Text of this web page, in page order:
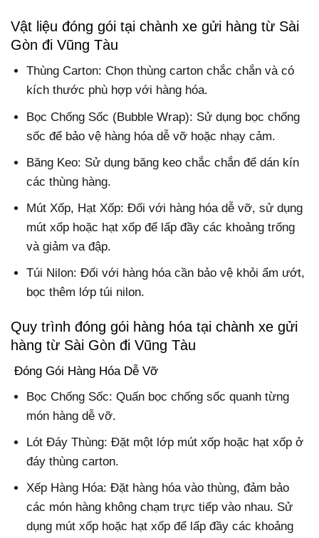
Vật liệu đóng gói tại chành xe gửi hàng từ Sài
Gòn đi Vũng Tàu
Thùng Carton: Chọn thùng carton chắc chắn và có
kích thước phù hợp với hàng hóa.
Bọc Chống Sốc (Bubble Wrap): Sử dụng bọc chống
sốc để bảo vệ hàng hóa dễ vỡ hoặc nhạy cảm.
Băng Keo: Sử dụng băng keo chắc chắn để dán kín
các thùng hàng.
Mút Xốp, Hạt Xốp: Đối với hàng hóa dễ vỡ, sử dụng
mút xốp hoặc hạt xốp để lấp đầy các khoảng trống
và giảm va đập.
Túi Nilon: Đối với hàng hóa cần bảo vệ khỏi ẩm ướt,
bọc thêm lớp túi nilon.
Quy trình đóng gói hàng hóa tại chành xe gửi
hàng từ Sài Gòn đi Vũng Tàu
Đóng Gói Hàng Hóa Dễ Vỡ
Bọc Chống Sốc: Quấn bọc chống sốc quanh từng
món hàng dễ vỡ.
Lót Đáy Thùng: Đặt một lớp mút xốp hoặc hạt xốp ở
đáy thùng carton.
Xếp Hàng Hóa: Đặt hàng hóa vào thùng, đảm bảo
các món hàng không chạm trực tiếp vào nhau. Sử
dụng mút xốp hoặc hạt xốp để lấp đầy các khoảng